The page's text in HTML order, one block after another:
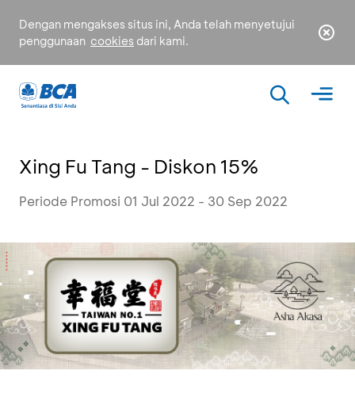
Dengan mengakses situs ini, Anda telah menyetujui
penggunaan cookies dari kami.
Xing Fu Tang - Diskon 15%
Periode Promosi 01 Jul 2022 - 30 Sep 2022